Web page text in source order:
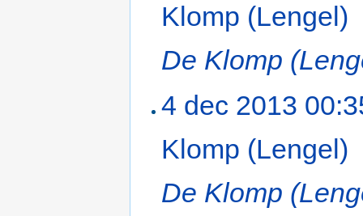
Klomp (Lengel)
De Klomp
4 dec 2013
Klomp (Lengel)
De Klomp